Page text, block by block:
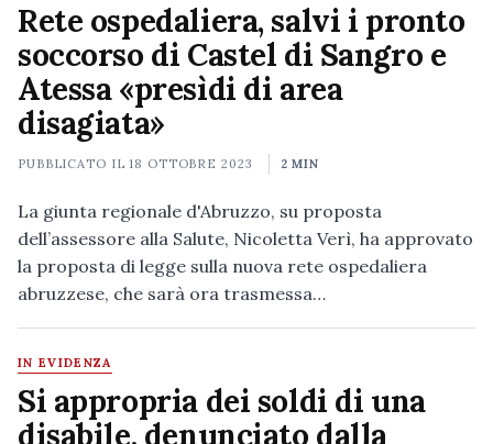
Rete ospedaliera, salvi i pronto
soccorso di Castel di Sangro e
Atessa «presìdi di area
disagiata»
PUBBLICATO IL18 OTTOBRE 2023 2 MIN
La giunta regionale d'Abruzzo, su proposta
dell’assessore alla Salute, Nicoletta Verì, ha approvato
la proposta di legge sulla nuova rete ospedaliera
abruzzese, che sarà ora trasmessa…
IN EVIDENZA
Si appropria dei soldi di una
disabile, denunciato dalla